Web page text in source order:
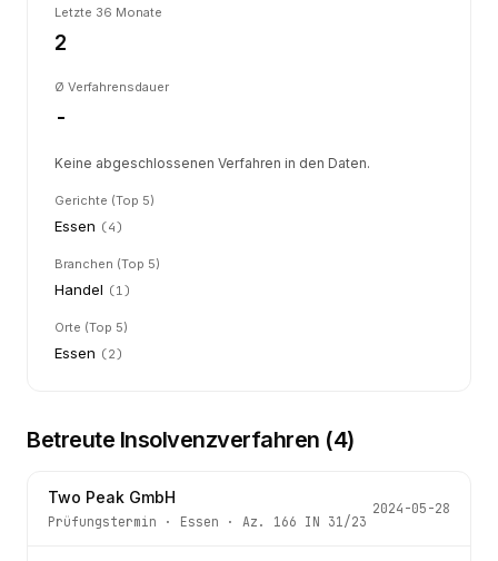
Letzte 36 Monate
2
Ø Verfahrensdauer
-
Keine abgeschlossenen Verfahren in den Daten.
Gerichte (Top 5)
Essen (4)
Branchen (Top 5)
Handel (1)
Orte (Top 5)
Essen (2)
Betreute Insolvenzverfahren (4)
Two Peak GmbH
Prüfungstermin · Essen · Az. 166 IN 31/23
2024-05-28